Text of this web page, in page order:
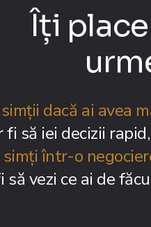
Îți
dacă ai avea
fi să iei decizii
într-o
să vezi ce ai de